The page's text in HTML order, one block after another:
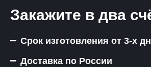
Закажите в два
Срок изготовления от 3-х
Доставка по России